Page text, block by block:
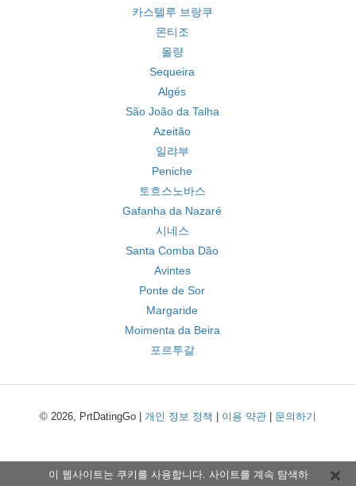
카스텔루 브랑쿠
몬티조
올량
Sequeira
Algés
São João da Talha
Azeitão
일랴부
Peniche
토흐스노바스
Gafanha da Nazaré
시네스
Santa Comba Dão
Avintes
Ponte de Sor
Margaride
Moimenta da Beira
포르투갈
© 2026, PrtDatingGo | 개인 정보 정책 이용 약관 문의하기
이 웹사이트는 쿠키를 사용합니다. 사이트를 계속 탐색하